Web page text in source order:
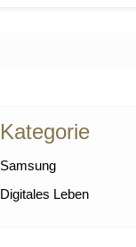
Kategorie
Samsung
Digitales Leben